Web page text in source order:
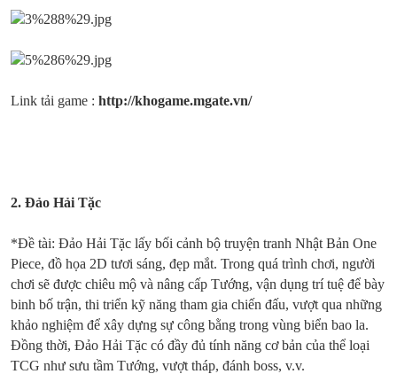
Link tải game : http://khogame.mgate.vn/
2. Đảo Hải Tặc
*Đề tài: Đảo Hải Tặc lấy bối cảnh bộ truyện tranh Nhật Bản One
Piece, đồ họa 2D tươi sáng, đẹp mắt. Trong quá trình chơi, người
chơi sẽ được chiêu mộ và nâng cấp Tướng, vận dụng trí tuệ để bày
binh bố trận, thi triển kỹ năng tham gia chiến đấu, vượt qua những
khảo nghiệm để xây dựng sự công bằng trong vùng biển bao la.
Đồng thời, Đảo Hải Tặc có đầy đủ tính năng cơ bản của thể loại
TCG như sưu tầm Tướng, vượt tháp, đánh boss, v.v.